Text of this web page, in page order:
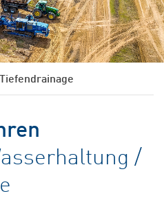
Tiefendrainage
/